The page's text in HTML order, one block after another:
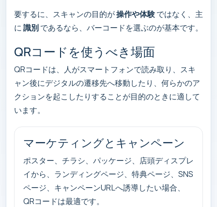
要するに、スキャンの目的が操作や体験ではなく、主
に識別であるなら、バーコードを選ぶのが基本です。
QRコードを使うべき場面
QRコードは、人がスマートフォンで読み取り、スキ
ャン後にデジタルの遷移先へ移動したり、何らかのア
クションを起こしたりすることが目的のときに適して
います。
マーケティングとキャンペーン
ポスター、チラシ、パッケージ、店頭ディスプレ
イから、ランディングページ、特典ページ、SNS
ページ、キャンペーンURLへ誘導したい場合、
QRコードは最適です。